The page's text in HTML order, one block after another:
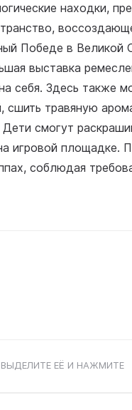
находки,
Победе в Великой
выставка
себя. Здесь также
травяную
смогут
игровой площадке.
соблюдая
ЕЁ И НАЖМИТЕ